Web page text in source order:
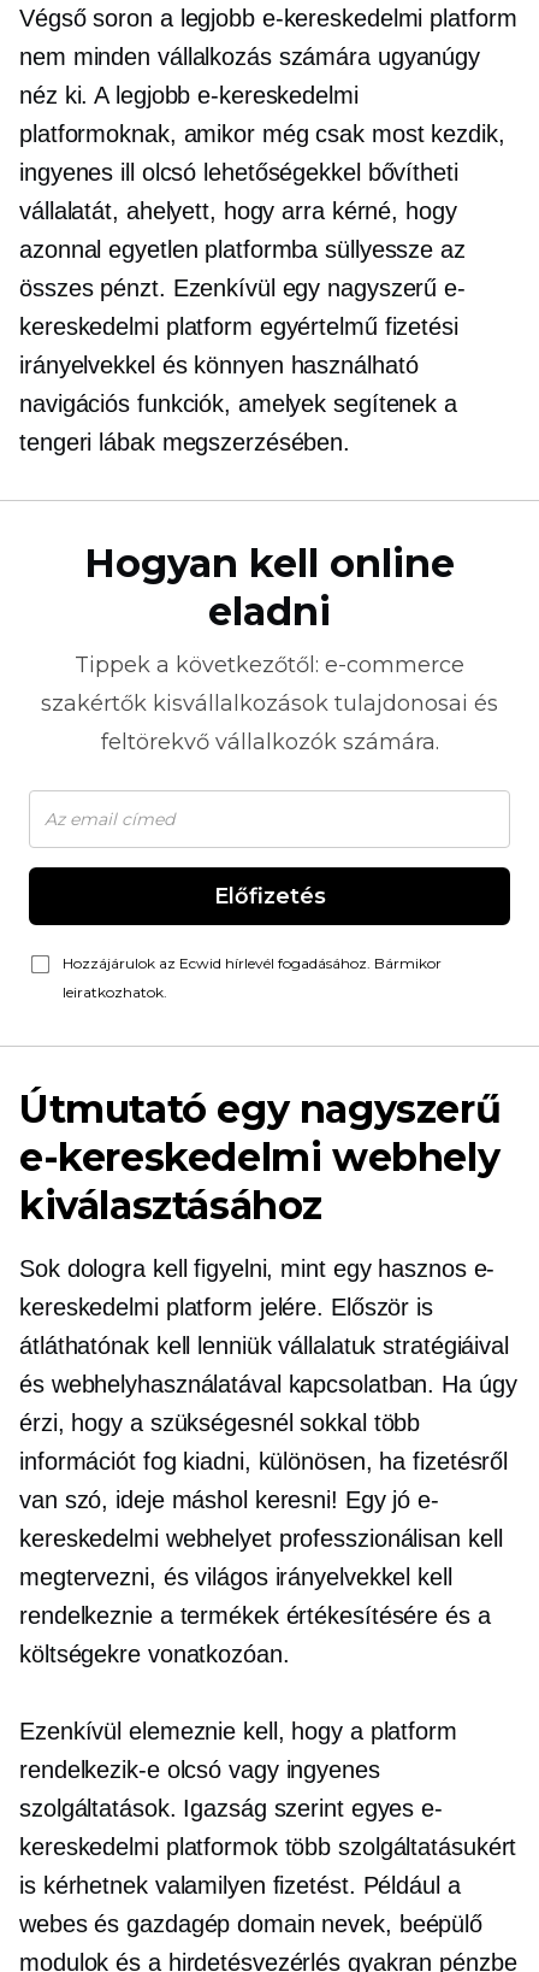
Végső soron a legjobb e-kereskedelmi platform
nem minden vállalkozás számára ugyanúgy
néz ki. A legjobb e-kereskedelmi
platformoknak, amikor még csak most kezdik,
ingyenes ill olcsó lehetőségekkel bővítheti
vállalatát, ahelyett, hogy arra kérné, hogy
azonnal egyetlen platformba süllyessze az
összes pénzt. Ezenkívül egy nagyszerű e-
kereskedelmi platform egyértelmű fizetési
irányelvekkel és könnyen használható
navigációs funkciók, amelyek segítenek a
tengeri lábak megszerzésében.
Hogyan kell online
eladni
Tippek a következőtől: e-commerce
szakértők kisvállalkozások tulajdonosai és
feltörekvő vállalkozók számára.
Előfizetés
Hozzájárulok az Ecwid hírlevél fogadásához. Bármikor
leiratkozhatok.
Útmutató egy nagyszerű
e-kereskedelmi webhely
kiválasztásához
Sok dologra kell figyelni, mint egy hasznos e-
kereskedelmi platform jelére. Először is
átláthatónak kell lenniük vállalatuk stratégiáival
és webhelyhasználatával kapcsolatban. Ha úgy
érzi, hogy a szükségesnél sokkal több
információt fog kiadni, különösen, ha fizetésről
van szó, ideje máshol keresni! Egy jó e-
kereskedelmi webhelyet professzionálisan kell
megtervezni, és világos irányelvekkel kell
rendelkeznie a termékek értékesítésére és a
költségekre vonatkozóan.
Ezenkívül elemeznie kell, hogy a platform
rendelkezik-e olcsó vagy ingyenes
szolgáltatások. Igazság szerint egyes e-
kereskedelmi platformok több szolgáltatásukért
is kérhetnek valamilyen fizetést. Például a
webes és gazdagép domain nevek, beépülő
modulok és a hirdetésvezérlés gyakran pénzbe